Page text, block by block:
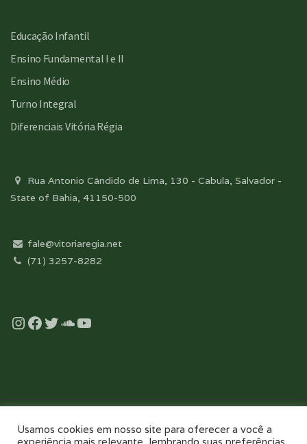
Educação Infantil
Ensino Fundamental I e II
Ensino Médio
Turno Integral
Diferenciais Vitória Régia
Rua Antonio Cândido de Lima, 130 - Cabula, Salvador -
State of Bahia, 41150-500
fale@vitoriaregia.net
(71) 3257-8282
Instagram
Facebook
Twitter
Soundcloud
YouTube
Desenvolvido com essência pela:
Usamos cookies em nosso site para oferecer a você a